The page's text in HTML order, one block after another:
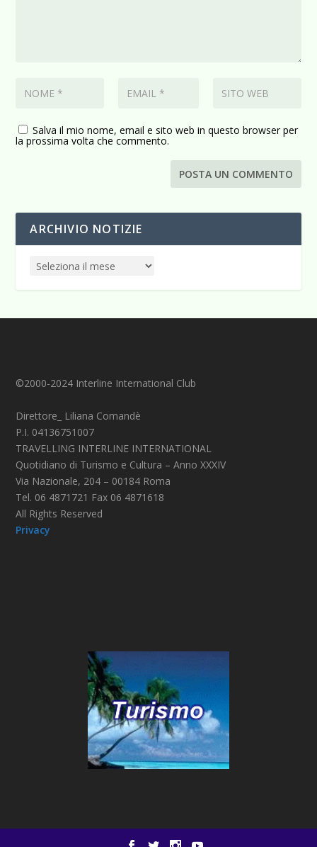
Salva il mio nome, email e sito web in questo browser per
la prossima volta che commento.
ARCHIVIO NOTIZIE
©2000-2024 Interline International Club
Direttore_ Liliana Comandè
P.I. 04136751007
TRAVELLING INTERLINE INTERNATIONAL
Quotidiano di Turismo e Cultura – Anno XXXIV
Via Nazionale, 204 – 00184 Roma
Tel. 06 4871721 Fax 06 4871618
All Rights Reserved
Privacy